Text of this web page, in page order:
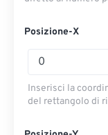
Posizione-X
Inserisci la
del rettangolo di